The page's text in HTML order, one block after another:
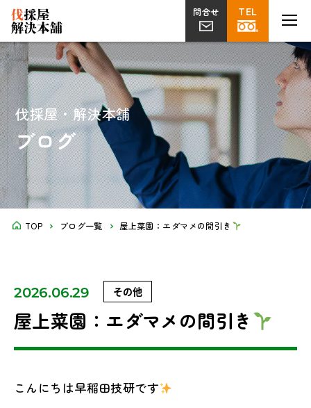
問合せ TEL
問合せ TEL
伐採屋・解決本舗
ブログ
TOP ブログ一覧 屋上菜園：エダマメの間引き
2026.06.29 その他
屋上菜園：エダマメの間引き
こんにちは早稲田技研です
伐採
剪定
植栽・外構
解体工事
屋上
菜園